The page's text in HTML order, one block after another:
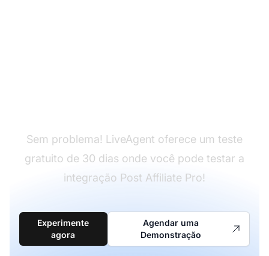
Sem problema! LiveAgent oferece um teste
gratuito de 30 dias onde você pode testar a
integração Post Affiliate Pro!
Experimente
agora
Agendar uma
Demonstração